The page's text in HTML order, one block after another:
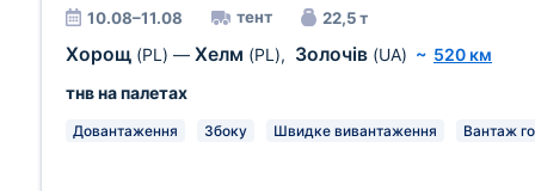
10.08–11.08 тент 22,5 т
Хорощ (PL) — Хелм (PL), Золочів (UA) ~ 520 км
тнв на палетах
Довантаження Збоку Швидке вивантаження Вантаж